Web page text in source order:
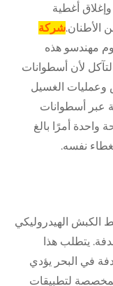
أغطية
الأطنان.شركة
مهندسو هذه
لأن أسطوانات
الغسيل
عبر أسطوانات
أمرًا بالغ
نفسه.
الكبش الهيدروليكي
يتطلب هذا
في البحر يؤدي
لتطبيقات